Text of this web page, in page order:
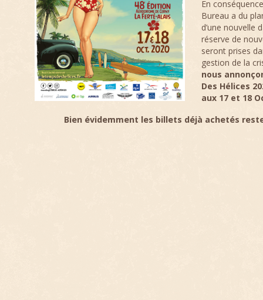
En
Bureau a du
d’une nouvelle
réserve de
seront prises
gestion de la
nous
Des Hélices
aux 17 et 18
Bien évidemment les billets déjà achetés